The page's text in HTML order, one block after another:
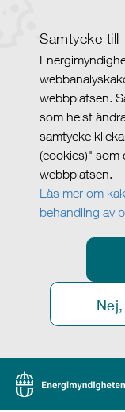
Samtycke till
webbplatsen.
som helst
samtycke
(cookies)" som
webbplatsen.
Läs mer om
behandling av